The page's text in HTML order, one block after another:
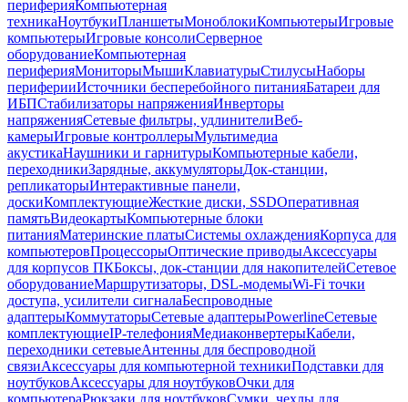
периферияКомпьютерная
техникаНоутбукиПланшетыМоноблокиКомпьютерыИгровые
компьютерыИгровые консолиСерверное
оборудованиеКомпьютерная
периферияМониторыМышиКлавиатурыСтилусыНаборы
периферииИсточники бесперебойного питанияБатареи для
ИБПСтабилизаторы напряженияИнверторы
напряженияСетевые фильтры, удлинителиВеб-
камерыИгровые контроллерыМультимедиа
акустикаНаушники и гарнитурыКомпьютерные кабели,
переходникиЗарядные, аккумуляторыДок-станции,
репликаторыИнтерактивные панели,
доскиКомплектующиеЖесткие диски, SSDОперативная
памятьВидеокартыКомпьютерные блоки
питанияМатеринские платыСистемы охлажденияКорпуса для
компьютеровПроцессорыОптические приводыАксессуары
для корпусов ПКБоксы, док-станции для накопителейСетевое
оборудованиеМаршрутизаторы, DSL-модемыWi-Fi точки
доступа, усилители сигналаБеспроводные
адаптерыКоммутаторыСетевые адаптерыPowerlineСетевые
комплектующиеIP-телефонияМедиаконвертерыКабели,
переходники сетевыеАнтенны для беспроводной
связиАксессуары для компьютерной техникиПодставки для
ноутбуковАксессуары для ноутбуковОчки для
компьютераРюкзаки для ноутбуковСумки, чехлы для